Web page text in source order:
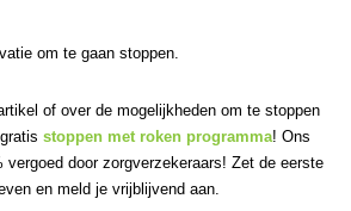
om te gaan stoppen.
of over de mogelijkheden om te stoppen
stoppen met roken programma! Ons
vergoed door zorgverzekeraars! Zet de eerste
en meld je vrijblijvend aan.